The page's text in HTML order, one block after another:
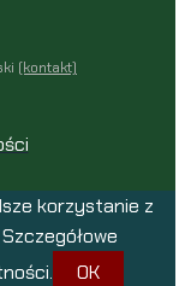
(kontakt)
korzystanie z
OK